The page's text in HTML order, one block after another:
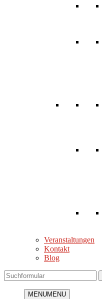
Veranstaltungen
Kontakt
Blog
MENUMENU